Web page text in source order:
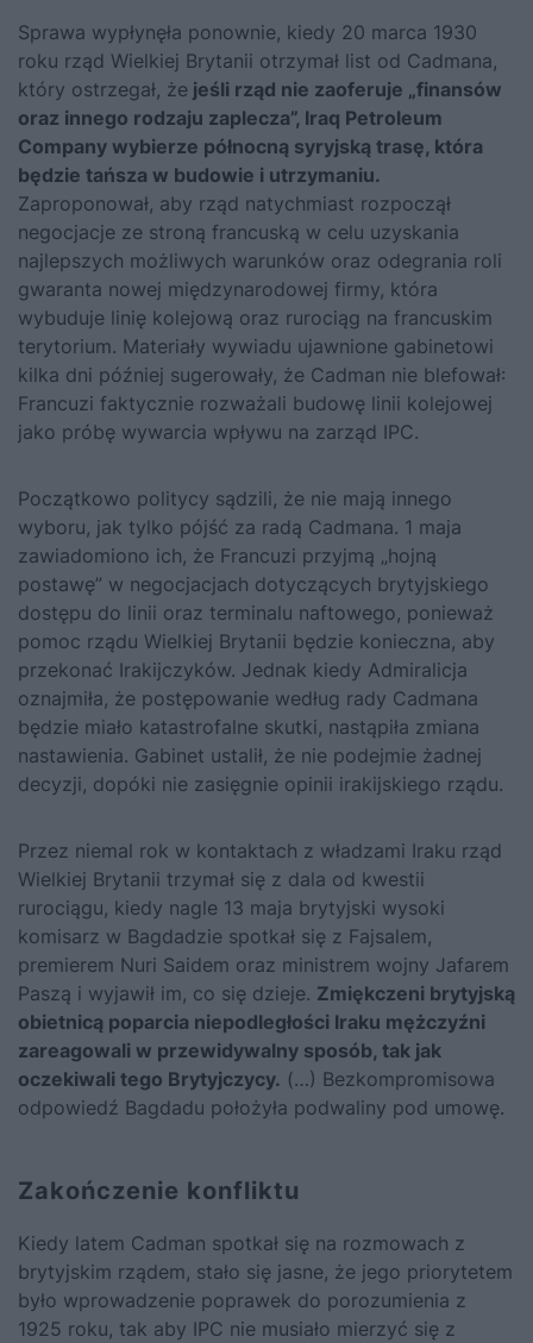
Sprawa wypłynęła ponownie, kiedy 20 marca 1930
roku rząd Wielkiej Brytanii otrzymał list od Cadmana,
który ostrzegał, że jeśli rząd nie zaoferuje „finansów
oraz innego rodzaju zaplecza”, Iraq Petroleum
Company wybierze północną syryjską trasę, która
będzie tańsza w budowie i utrzymaniu.
Zaproponował, aby rząd natychmiast rozpoczął
negocjacje ze stroną francuską w celu uzyskania
najlepszych możliwych warunków oraz odegrania roli
gwaranta nowej międzynarodowej firmy, która
wybuduje linię kolejową oraz rurociąg na francuskim
terytorium. Materiały wywiadu ujawnione gabinetowi
kilka dni później sugerowały, że Cadman nie blefował:
Francuzi faktycznie rozważali budowę linii kolejowej
jako próbę wywarcia wpływu na zarząd IPC.
Początkowo politycy sądzili, że nie mają innego
wyboru, jak tylko pójść za radą Cadmana. 1 maja
zawiadomiono ich, że Francuzi przyjmą „hojną
postawę” w negocjacjach dotyczących brytyjskiego
dostępu do linii oraz terminalu naftowego, ponieważ
pomoc rządu Wielkiej Brytanii będzie konieczna, aby
przekonać Irakijczyków. Jednak kiedy Admiralicja
oznajmiła, że postępowanie według rady Cadmana
będzie miało katastrofalne skutki, nastąpiła zmiana
nastawienia. Gabinet ustalił, że nie podejmie żadnej
decyzji, dopóki nie zasięgnie opinii irakijskiego rządu.
Przez niemal rok w kontaktach z władzami Iraku rząd
Wielkiej Brytanii trzymał się z dala od kwestii
rurociągu, kiedy nagle 13 maja brytyjski wysoki
komisarz w Bagdadzie spotkał się z Fajsalem,
premierem Nuri Saidem oraz ministrem wojny Jafarem
Paszą i wyjawił im, co się dzieje. Zmiękczeni brytyjską
obietnicą poparcia niepodległości Iraku mężczyźni
zareagowali w przewidywalny sposób, tak jak
oczekiwali tego Brytyjczycy. (…) Bezkompromisowa
odpowiedź Bagdadu położyła podwaliny pod umowę.
Zakończenie konfliktu
Kiedy latem Cadman spotkał się na rozmowach z
brytyjskim rządem, stało się jasne, że jego priorytetem
było wprowadzenie poprawek do porozumienia z
1925 roku, tak aby IPC nie musiało mierzyć się z